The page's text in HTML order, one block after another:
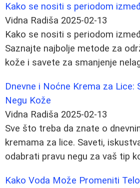
Kako se nositi s periodom
Vidna Radiša 2025-02-13
Kako se nositi s periodom
Saznajte najbolje metode za
kože i savete za smanjenje
Dnevne i Noćne Krema za Lice:
Negu Kože
Vidna Radiša 2025-02-13
Sve što treba da znate o
kremama za lice. Saveti,
odabrati pravu negu za vaš tip
Kako Voda Može Promeniti